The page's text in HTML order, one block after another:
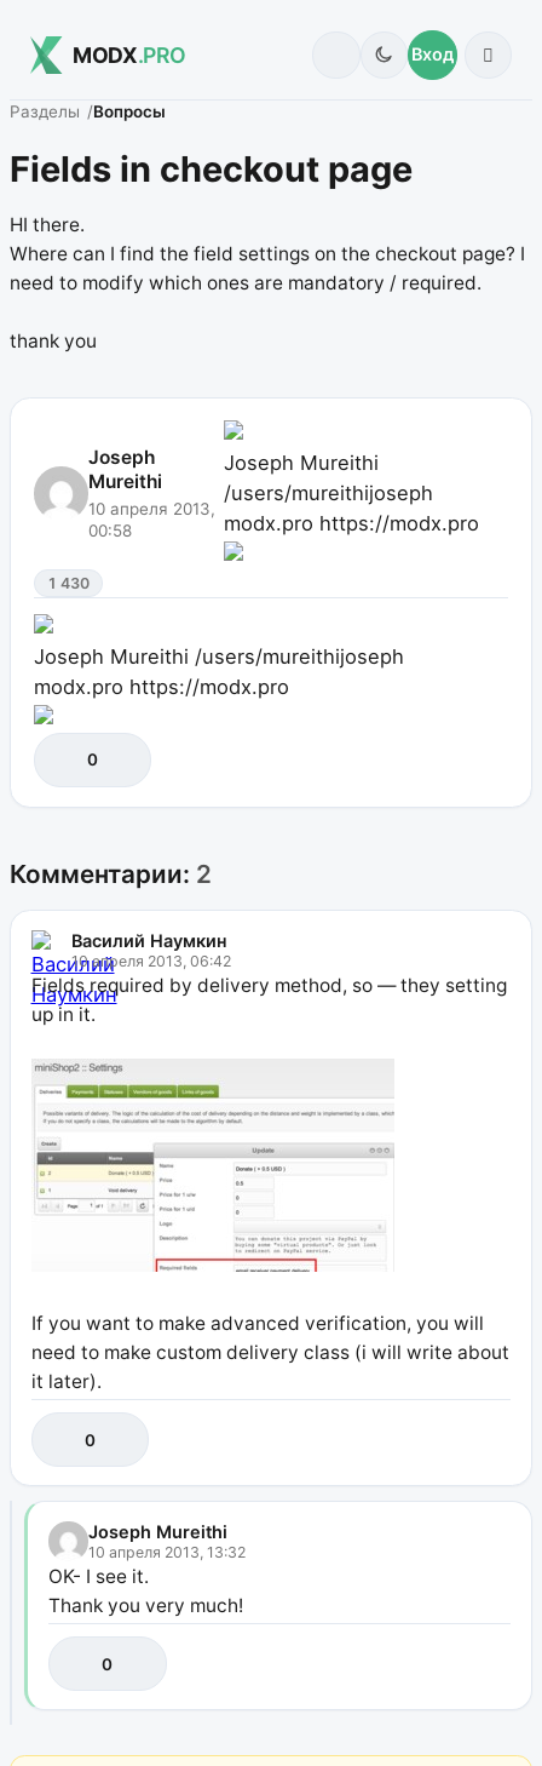
MODX.PRO Вход
Разделы Вопросы
Fields in checkout page
HI there.
Where can I find the field settings on the checkout page? I
need to modify which ones are mandatory / required.
thank you
Joseph
Mureithi
10 апреля 2013,
00:58
Joseph Mureithi
/users/mureithijoseph
modx.pro https://modx.pro
1 430
Joseph Mureithi /users/mureithijoseph
modx.pro https://modx.pro
0
Комментарии: 2
Василий Наумкин
10 апреля 2013, 06:42
Fields required by delivery method, so — they setting
up in it.
If you want to make advanced verification, you will
need to make custom delivery class (i will write about
it later).
0
Joseph Mureithi
10 апреля 2013, 13:32
OK- I see it.
Thank you very much!
0